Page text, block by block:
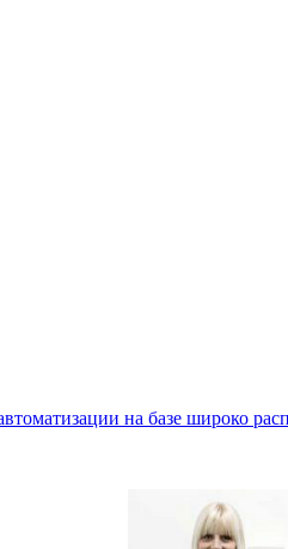
на базе широко